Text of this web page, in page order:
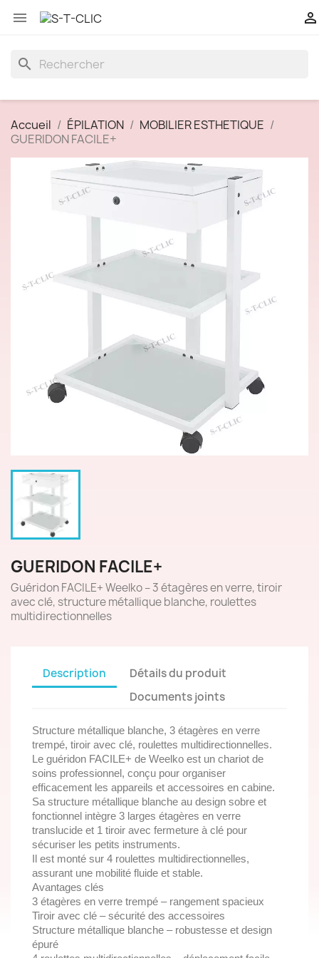
 
search
Accueil ÉPILATION
MOBILIER ESTHETIQUE
GUERIDON FACILE+
GUERIDON FACILE+
Guéridon FACILE+ Weelko – 3 étagères en verre, tiroir
avec clé, structure métallique blanche, roulettes
multidirectionnelles
Description
Détails du produit
Documents joints
Structure métallique blanche, 3 étagères en verre
trempé, tiroir avec clé, roulettes multidirectionnelles.
Le guéridon FACILE+ de Weelko est un chariot de
soins professionnel, conçu pour organiser
efficacement les appareils et accessoires en cabine.
Sa structure métallique blanche au design sobre et
fonctionnel intègre 3 larges étagères en verre
translucide et 1 tiroir avec fermeture à clé pour
sécuriser les petits instruments.
Il est monté sur 4 roulettes multidirectionnelles,
assurant une mobilité fluide et stable.
Avantages clés
3 étagères en verre trempé – rangement spacieux
Tiroir avec clé – sécurité des accessoires
Structure métallique blanche – robustesse et design
épuré